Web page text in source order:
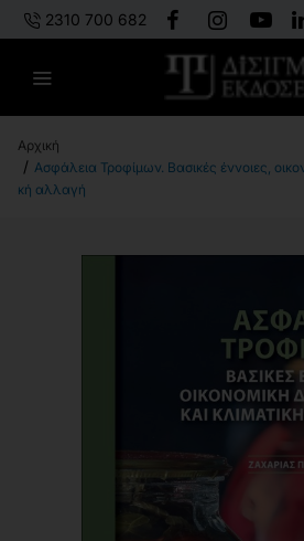
2310 700 682
m
Ασφάλεια Τροφίμων. Βασικές έννοιες,
κή αλλαγή